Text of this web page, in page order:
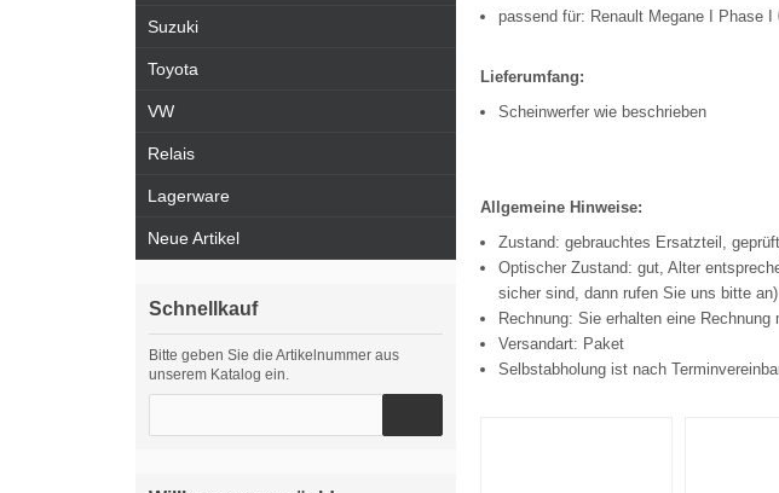
passend für: Renault Megane I Phase I
Lieferumfang:
Scheinwerfer wie beschrieben
Allgemeine Hinweise:
Zustand: gebrauchtes Ersatzteil,
Optischer Zustand: gut, Alter
sicher sind, dann rufen Sie uns bitte an)
Rechnung: Sie erhalten eine
Versandart: Paket
Selbstabholung ist nach
Suzuki
Toyota
VW
Relais
Lagerware
Neue Artikel
Schnellkauf
Bitte geben Sie die Artikelnummer aus
unserem Katalog ein.